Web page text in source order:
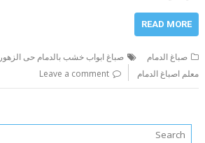
READ MORE
صباغ الدمام صباغ ابواب خشب بالدمام حى الزهور
معلم اصباغ الدمام Leave a comment